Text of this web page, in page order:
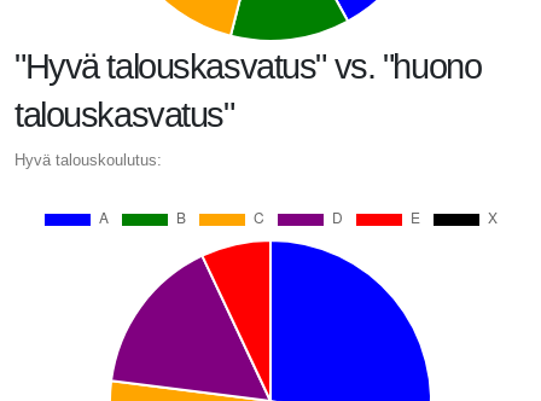
"Hyvä talouskasvatus" vs. "huono
talouskasvatus"
Hyvä talouskoulutus: